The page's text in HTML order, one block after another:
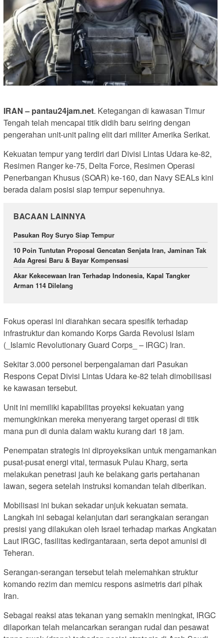
IRAN – pantau24jam.net. Ketegangan di kawasan Timur
Tengah telah mencapai titik didih baru seiring dengan
pengerahan unit-unit paling elit dari militer Amerika Serikat.
Kekuatan tempur yang terdiri dari Divisi Lintas Udara ke-82,
Resimen Ranger ke-75, Delta Force, Resimen Operasi
Penerbangan Khusus (SOAR) ke-160, dan Navy SEALs kini
berada dalam posisi siap tempur sepenuhnya.
BACAAN LAINNYA
Pasukan Roy Suryo Siap Tempur
10 Poin Tuntutan Proposal Gencatan Senjata Iran, Jaminan Tak
Ada Agresi Baru & Bayar Kompensasi
Akar Kekecewaan Iran Terhadap Indonesia, Kapal Tangker
Arman 114 Dilelang
Fokus operasi ini diarahkan secara spesifik terhadap
infrastruktur dan komando Korps Garda Revolusi Islam
(_Islamic Revolutionary Guard Corps_ – IRGC) Iran.
Sekitar 3.000 personel berpengalaman dari Pasukan
Respons Cepat Divisi Lintas Udara ke-82 telah dimobilisasi
ke kawasan tersebut.
Unit ini memiliki kapabilitas proyeksi kekuatan yang
memungkinkan mereka menyerang target operasi di titik
mana pun di dunia dalam waktu kurang dari 18 jam.
Penempatan strategis ini diproyeksikan untuk mengamankan
pusat-pusat energi vital, termasuk Pulau Kharg, serta
melakukan penetrasi jauh ke belakang garis pertahanan
lawan, segera setelah instruksi komandan telah diberikan.
Mobilisasi ini bukan sekadar unjuk kekuatan semata.
Langkah ini sebagai kelanjutan dari serangkaian serangan
presisi yang dilakukan oleh Israel terhadap markas Angkatan
Laut IRGC, fasilitas kedirgantaraan, serta depot amunisi di
Teheran.
Serangan-serangan tersebut telah melemahkan struktur
komando rezim dan memicu respons asimetris dari pihak
Iran.
Sebagai reaksi atas tekanan yang semakin meningkat, IRGC
dilaporkan telah melancarkan serangan rudal dan pesawat